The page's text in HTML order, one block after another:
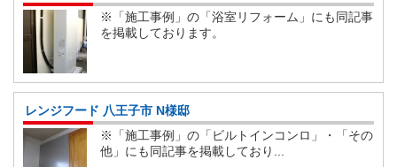
※「施工事例」の「浴室リフォーム」にも同記事
を掲載しております。
レンジフード 八王子市 N様邸
※「施工事例」の「ビルトインコンロ」・「その
他」にも同記事を掲載しており...